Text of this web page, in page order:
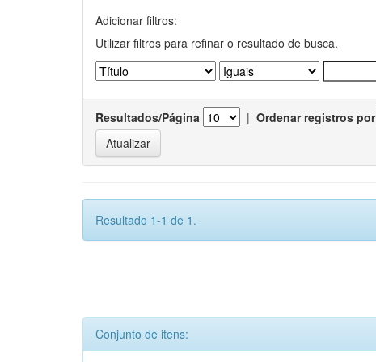
Adicionar filtros:
Utilizar filtros para refinar o resultado de busca.
Resultados/Página | Ordenar registros por
Resultado 1-1 de 1.
Conjunto de itens: